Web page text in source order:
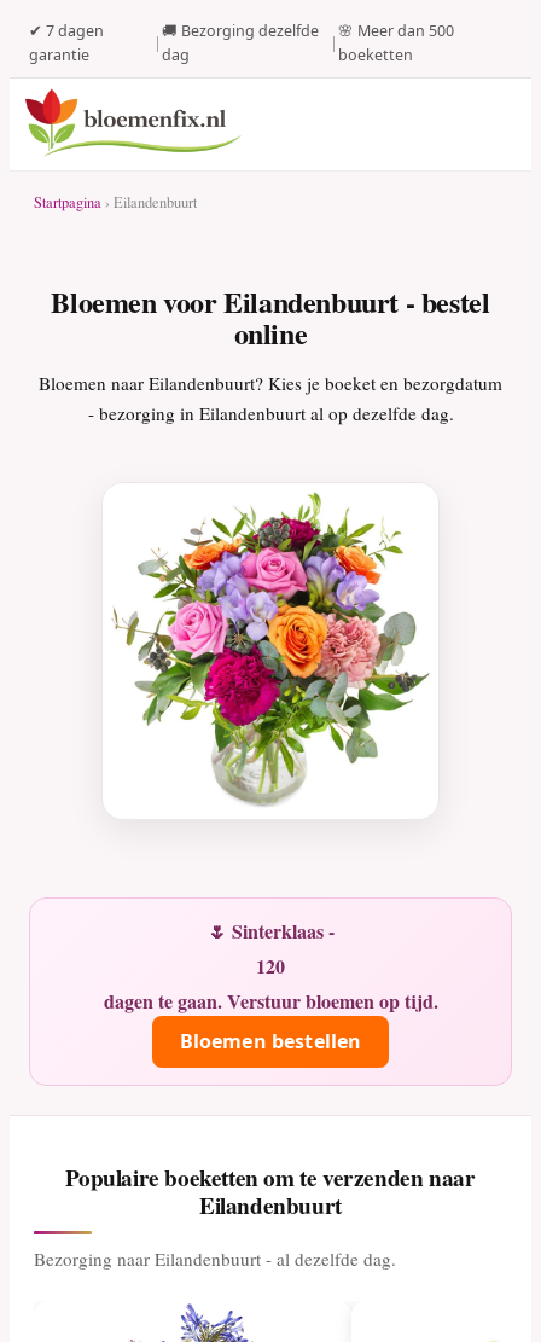
✔ 7 dagen
garantie
|
🚚 Bezorging dezelfde
dag
|
🌸 Meer dan 500
boeketten
Startpagina › Eilandenbuurt
Bloemen voor Eilandenbuurt - bestel
online
Bloemen naar Eilandenbuurt? Kies je boeket en bezorgdatum
- bezorging in Eilandenbuurt al op dezelfde dag.
🌷 Sinterklaas -
120
dagen te gaan. Verstuur bloemen op tijd.
Bloemen bestellen
Populaire boeketten om te verzenden naar
Eilandenbuurt
Bezorging naar Eilandenbuurt - al dezelfde dag.